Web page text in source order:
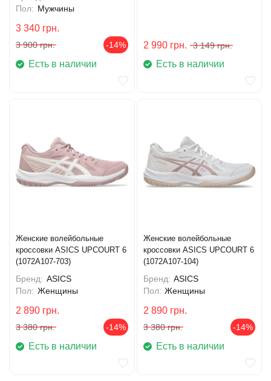
Пол: Мужчины
3 340 грн.
3 900 грн. -14%
Есть в наличии
2 990 грн. 3 149 грн.
Есть в наличии
Женские волейбольные
кроссовки ASICS UPCOURT 6
(1072A107-703)
Бренд: ASICS
Пол: Женщины
2 890 грн.
3 380 грн. -14%
Есть в наличии
Женские волейбольные
кроссовки ASICS UPCOURT 6
(1072A107-104)
Бренд: ASICS
Пол: Женщины
2 890 грн.
3 380 грн. -14%
Есть в наличии